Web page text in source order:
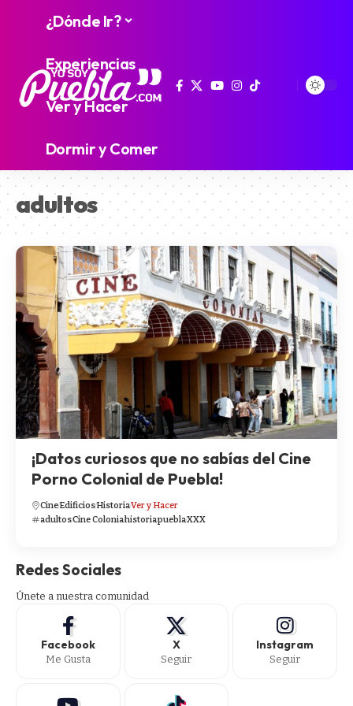
¿Dónde Ir?
Experiencias
Ver y Hacer
Dormir y Comer
adultos
¡Datos curiosos que no sabías del Cine
Porno Colonial de Puebla!
CineEdificiosHistoriaVer y Hacer
adultosCine ColoniahistoriapueblaXXX
Redes Sociales
Únete a nuestra comunidad
Facebook
Me Gusta
X
Seguir
Instagram
Seguir